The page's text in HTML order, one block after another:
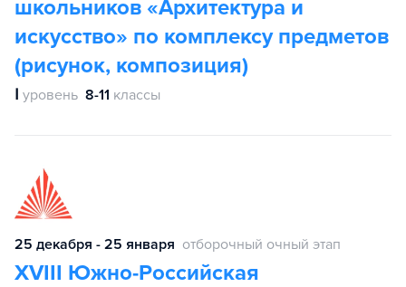
школьников «Архитектура и
искусство» по комплексу предметов
(рисунок, композиция)
Ⅰ уровень 8-11 классы
25 декабря - 25 января отборочный очный этап
XVIII Южно-Российская